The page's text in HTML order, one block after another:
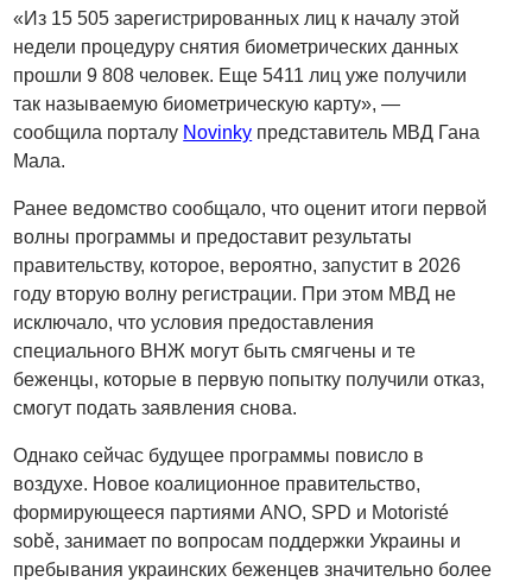
«Из 15 505 зарегистрированных лиц к началу этой
недели процедуру снятия биометрических данных
прошли 9 808 человек. Еще 5411 лиц уже получили
так называемую биометрическую карту», —
сообщила порталу Novinky представитель МВД Гана
Мала.
Ранее ведомство сообщало, что оценит итоги первой
волны программы и предоставит результаты
правительству, которое, вероятно, запустит в 2026
году вторую волну регистрации. При этом МВД не
исключало, что условия предоставления
специального ВНЖ могут быть смягчены и те
беженцы, которые в первую попытку получили отказ,
смогут подать заявления снова.
Однако сейчас будущее программы повисло в
воздухе. Новое коалиционное правительство,
формирующееся партиями ANO, SPD и Motoristé
sobě, занимает по вопросам поддержки Украины и
пребывания украинских беженцев значительно более